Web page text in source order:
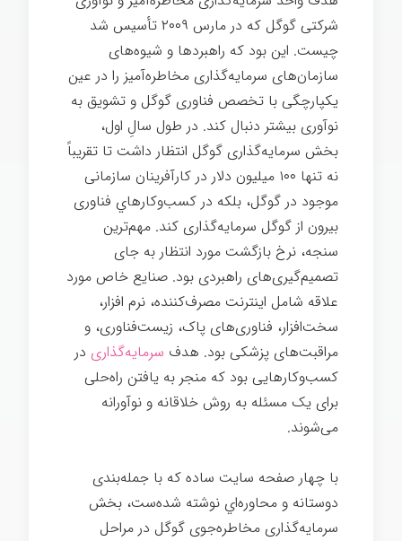
شرکتی گوگل که در مارس ۲۰۰۹ تأسیس شد
چیست. این بود که راهبردها و شيوه‌های
سازمان‌های سرمایه‌گذاری مخاطره‌آميز را در عين
يكپارچگی با تخصص فناوری گوگل و تشویق به
نوآوری بیشتر دنبال كند. در طول سالِ اول،
بخش سرمایه‌گذاری گوگل انتظار داشت تا تقریباً
نه تنها ۱۰۰ میلیون دلار در کارآفرینان سازمانی
موجود در گوگل، بلکه در کسب‌وکارهاي فناوری
بيرون از گوگل سرمایه‌گذاری کند. مهم‌ترین
سنجه، نرخ بازگشت مورد انتظار به جای
تصمیم‌گیری‌های راهبردی بود. صنایع خاص مورد
علاقه شامل اینترنت مصرف‌کننده، نرم افزار،
سخت‌افزار، فناوری‌های پاک، زیست‌فناوری، و
مراقبت‌های پزشکی بود. هدف سرمایه‌گذاری در
کسب‌وکارهایی بود که منجر به یافتن راه‌حلی
برای یک مسئله به روش خلاقانه و نوآورانه
می‌شوند.
با چهار صفحه سایت ساده که با جمله‌بندی
دوستانه و محاوره‌اي نوشته شده‌ست، بخش
سرمایه‌گذاری مخاطره‌جوی گوگل در مراحل